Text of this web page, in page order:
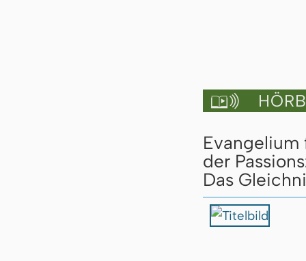

Evangelium
der
Das